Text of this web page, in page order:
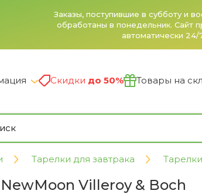
Заказы, поступившие в субботу и
обработаны в понедельник. Сайт
автоматически 24/
Скидки до 50% Товары на
Тарелки для завтрака
Villeroy & Boch